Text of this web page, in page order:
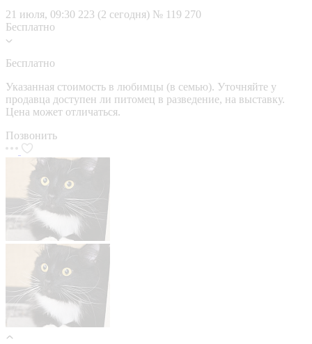
21 июля, 09:30 223 (2 сегодня) № 119 270
Бесплатно
Бесплатно
Указанная стоимость в любимцы (в семью). Уточняйте у
продавца доступен ли питомец в разведение, на выставку.
Цена может отличаться.
Позвонить